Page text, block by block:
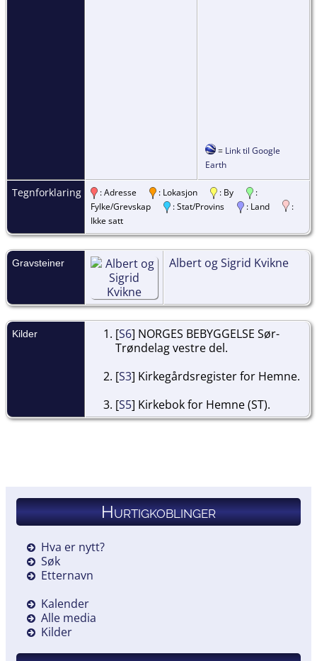
= Link til Google
Earth
Tegnforklaring : Adresse : Lokasjon : By
:
Fylke/Grevskap
: Stat/Provins : Land
:
Ikke satt
Gravsteiner Albert og Sigrid Kvikne
Kilder [S6] NORGES BEBYGGELSE Sør-
Trøndelag vestre del.
[S3] Kirkegårdsregister for Hemne.
[S5] Kirkebok for Hemne (ST).
Hurtigkoblinger
Hva er nytt?
Søk
Etternavn
Kalender
Alle media
Kilder